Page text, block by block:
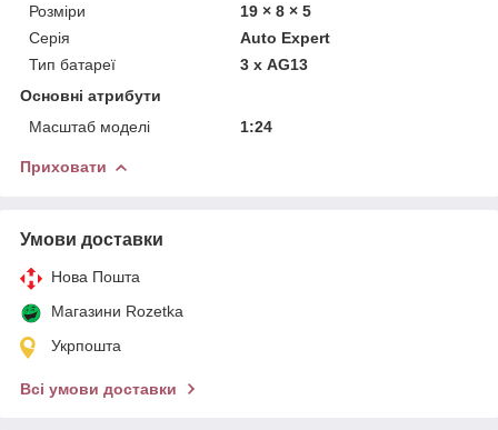
Розміри
19 × 8 × 5
Серія
Auto Expert
Тип батареї
3 х AG13
Основні атрибути
Масштаб моделі
1:24
Приховати
Умови доставки
Нова Пошта
Магазини Rozetka
Укрпошта
Всі умови доставки